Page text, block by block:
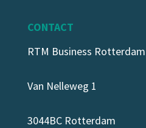
CONTACT
RTM Business Rotterdam
Van Nelleweg 1
3044BC Rotterdam